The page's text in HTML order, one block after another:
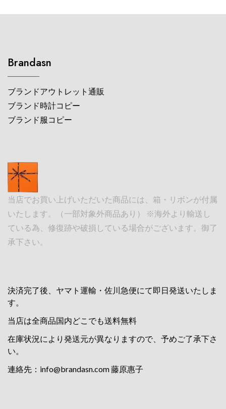
Brandasn
ブランドアウトレット通販
ブランド時計コピー
ブランド服コピー
当店でお買い上げいただいた商品には、箱・リボンが付属
いたします。（一部対象外商品あり） ※海外より輸送し
ている為、修復跡や破損している場合がございます。御了
承下さい。
決済完了後、ヤマト運輸・佐川急便にて即日発送いたしま
す。
当店は全商品国内どこでも送料無料
在庫状況により発送元が異なりますので、予めご了承下さ
い。
連絡先： info@brandasn.com藤原惠子